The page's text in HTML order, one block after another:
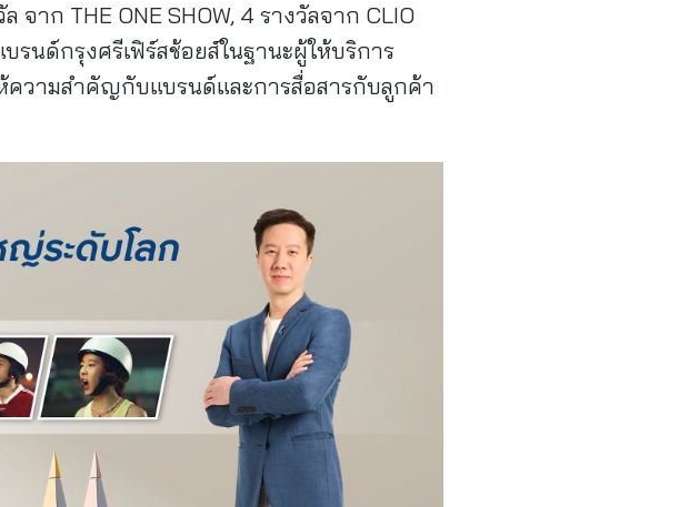
จาก THE ONE SHOW, 4 รางวัลจาก CLIO
รนด์กรุงศรีเฟิร์สช้อยส์ในฐานะผู้ให้บริการ
ความสำคัญกับแบรนด์และการสื่อสารกับลูกค้า